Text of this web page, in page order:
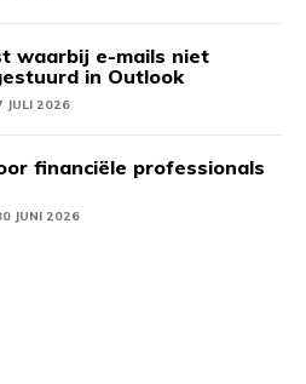
waarbij e-mails niet
in Outlook
JULI 2026
financiële professionals
JUNI 2026